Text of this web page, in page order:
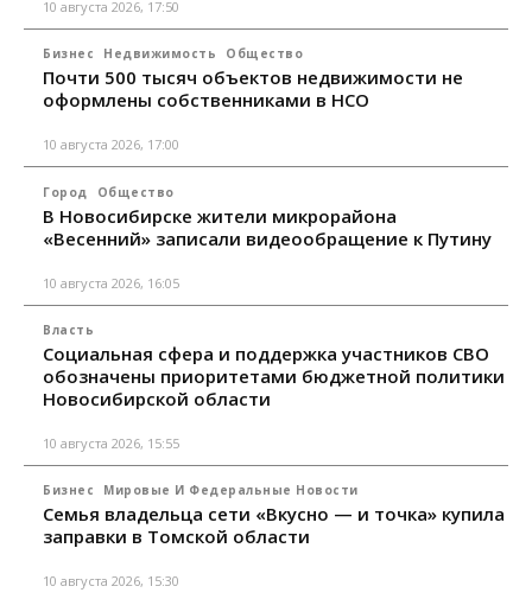
10 августа 2026, 17:50
Бизнес Недвижимость Общество
Почти 500 тысяч объектов недвижимости не
оформлены собственниками в НСО
10 августа 2026, 17:00
Город Общество
В Новосибирске жители микрорайона
«Весенний» записали видеообращение к Путину
10 августа 2026, 16:05
Власть
Социальная сфера и поддержка участников СВО
обозначены приоритетами бюджетной политики
Новосибирской области
10 августа 2026, 15:55
Бизнес Мировые И Федеральные Новости
Семья владельца сети «Вкусно — и точка» купила
заправки в Томской области
10 августа 2026, 15:30